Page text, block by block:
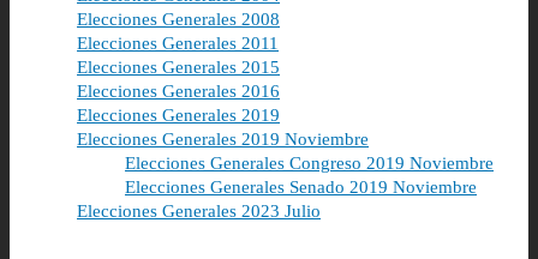
Elecciones Generales 2008
Elecciones Generales 2011
Elecciones Generales 2015
Elecciones Generales 2016
Elecciones Generales 2019
Elecciones Generales 2019 Noviembre
Elecciones Generales Congreso 2019 Noviembre
Elecciones Generales Senado 2019 Noviembre
Elecciones Generales 2023 Julio